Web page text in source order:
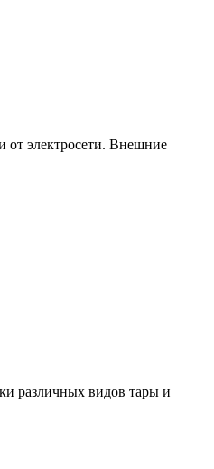
от электросети. Внешние
различных видов тары и